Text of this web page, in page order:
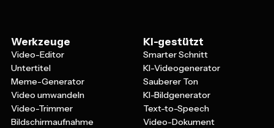
Werkzeuge
Video-Editor
Untertitel
Meme-Generator
Video umwandeln
Video-Trimmer
Bildschirmaufnahme
KI-gestützt
Smarter Schnitt
KI-Videogenerator
Sauberer Ton
KI-Bildgenerator
Text-to-Speech
Video-Dokument